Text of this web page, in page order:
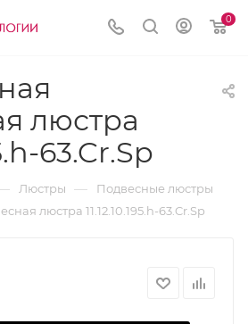
0
люстра
63.Cr.Sp
Люстры — Подвесные люстры
люстра 11.12.10.195.h-63.Cr.Sp